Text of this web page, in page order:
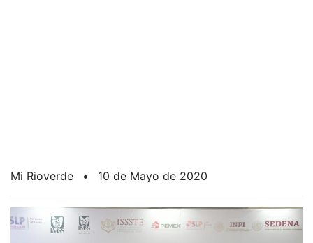
Mi Rioverde • 10 de Mayo de 2020